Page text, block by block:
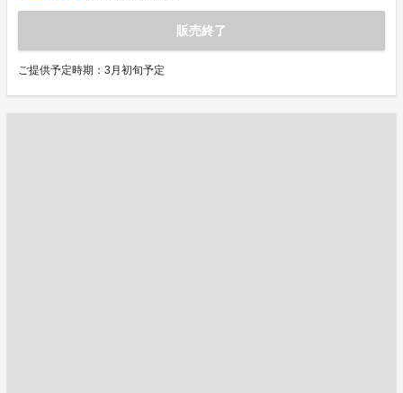
販売終了
ご提供予定時期：3月初旬予定